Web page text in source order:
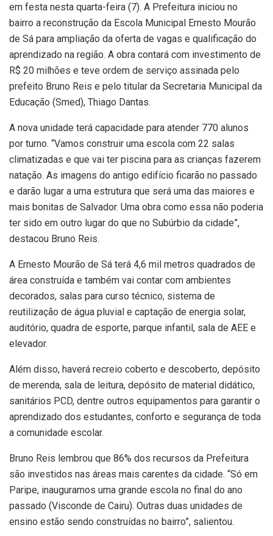
em festa nesta quarta-feira (7). A Prefeitura iniciou no
bairro a reconstrução da Escola Municipal Ernesto Mourão
de Sá para ampliação da oferta de vagas e qualificação do
aprendizado na região. A obra contará com investimento de
R$ 20 milhões e teve ordem de serviço assinada pelo
prefeito Bruno Reis e pelo titular da Secretaria Municipal da
Educação (Smed), Thiago Dantas.
A nova unidade terá capacidade para atender 770 alunos
por turno. “Vamos construir uma escola com 22 salas
climatizadas e que vai ter piscina para as crianças fazerem
natação. As imagens do antigo edifício ficarão no passado
e darão lugar a uma estrutura que será uma das maiores e
mais bonitas de Salvador. Uma obra como essa não poderia
ter sido em outro lugar do que no Subúrbio da cidade”,
destacou Bruno Reis.
A Ernesto Mourão de Sá terá 4,6 mil metros quadrados de
área construída e também vai contar com ambientes
decorados, salas para curso técnico, sistema de
reutilização de água pluvial e captação de energia solar,
auditório, quadra de esporte, parque infantil, sala de AEE e
elevador.
Além disso, haverá recreio coberto e descoberto, depósito
de merenda, sala de leitura, depósito de material didático,
sanitários PCD, dentre outros equipamentos para garantir o
aprendizado dos estudantes, conforto e segurança de toda
a comunidade escolar.
Bruno Reis lembrou que 86% dos recursos da Prefeitura
são investidos nas áreas mais carentes da cidade. “Só em
Paripe, inauguramos uma grande escola no final do ano
passado (Visconde de Cairu). Outras duas unidades de
ensino estão sendo construídas no bairro”, salientou.